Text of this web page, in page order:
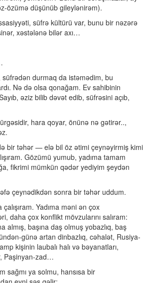
özümə düşünüb gileylənirəm).
süfrə kültürü var, bunu bir nəzərə
xəstələnə bilər axı…
durmaq da istəmədim, bu
Nə də olsa qonağam. Ev sahibinin
əziz bilib dəvət edib, süfrəsini açıb,
hara qoyar, önünə nə gətirər..,
bir təhər — elə bil öz ətimi çeynəyirmiş kimi
Gözümü yumub, yadıma tamam
fikrimi mümkün qədər yediyim şeydən
çeynədikdən sonra bir təhər uddum.
Yadıma məni ən çox
daha çox konflikt mövzularını salıram:
almış, başına daş olmuş yobazlıq, baş
günə artan dinbazlıq, cəhalət, Rusiya-
kişinin laubalı halı və bəyanatları,
Paşinyan-zad…
sağmı ya solmu, hansısa bir